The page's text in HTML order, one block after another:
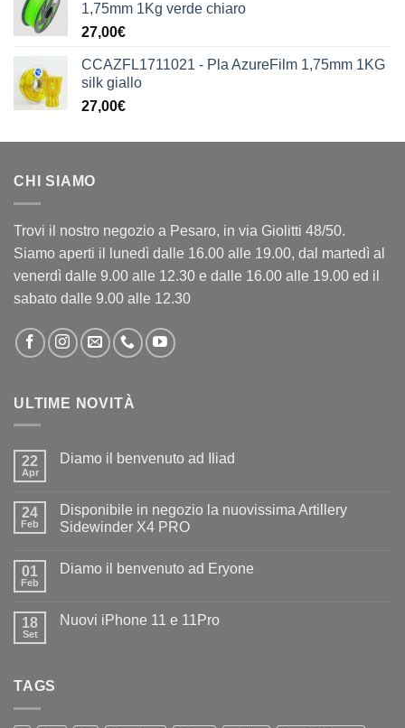
1,75mm 1Kg verde chiaro
27,00€
CCAZFL1711021 - Pla AzureFilm 1,75mm 1KG
silk giallo
27,00€
CHI SIAMO
Trovi il nostro negozio a Pesaro, in via Giolitti 48/50.
Siamo aperti il lunedì dalle 16.00 alle 19.00, dal martedì al
venerdì dalle 9.00 alle 12.30 e dalle 16.00 alle 19.00 ed il
sabato dalle 9.00 alle 12.30
ULTIME NOVITÀ
22
Apr
Diamo il benvenuto ad Iliad
Diamo
il
benvenuto
24
Feb
Disponibile in negozio la nuovissima Artillery
Sidewinder X4 PRO
su
la
nuovissima
01
Feb
Diamo il benvenuto ad Eryone
Diamo
18
Set
Nuovi iPhone 11 e 11Pro
TAGS